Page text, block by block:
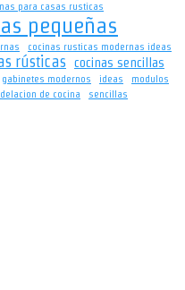
para casas rusticas
pequeñas
cocinas rusticas modernas ideas
rústicas
cocinas sencillas
gabinetes modernos ideas
modulos
de cocina sencillas